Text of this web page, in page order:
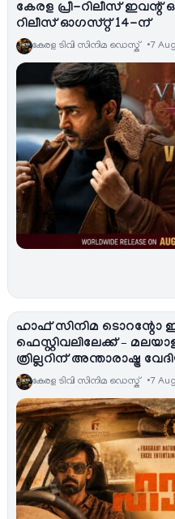
കേരള പ്രീ-റിലീസ്
റിലീസ് ഓഗസ്റ്റ് 14-ന്
കേരള ടിവി സിനിമ ഡെസ്ക് 7
ഹാഫ് സിനിമ ടൊറന്റോ
ഫെസ്റ്റിവലിലേക്ക് –
ത്രില്ലറിന് അന്താരാഷ്ട്ര
കേരള ടിവി സിനിമ ഡെസ്ക് 7